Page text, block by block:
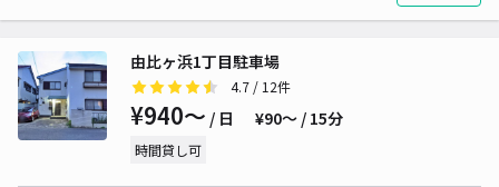
由比ヶ浜1丁目駐車場
4.7 / 12件
¥940〜 / 日 ¥90〜 / 15分
時間貸し可